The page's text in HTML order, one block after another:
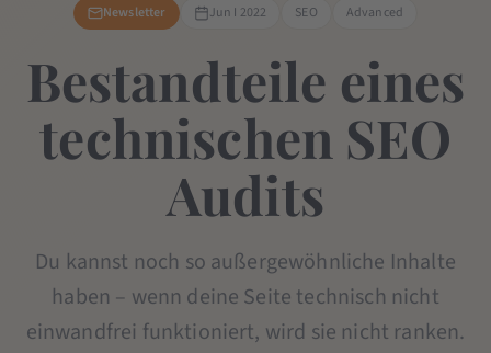
Newsletter Jun I 2022 SEO Advanced
Bestandteile eines
technischen SEO
Audits
Du kannst noch so außergewöhnliche Inhalte
haben – wenn deine Seite technisch nicht
einwandfrei funktioniert, wird sie nicht ranken.